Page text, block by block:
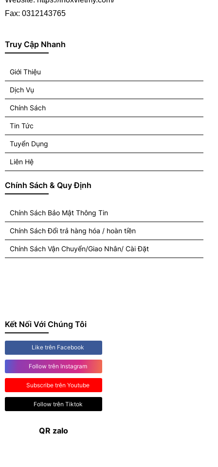
Fax: 0312143765
Dịch Vụ
Chính Sách
Tin Tức
Tuyển Dụng
Liên Hệ
Chính Sách Đổi trả hàng hóa / hoàn tiền
Chính Sách Vận Chuyển/Giao Nhân/ Cài Đặt
Follow trên Instagram
Subscribe trên Youtube
Follow trên Tiktok